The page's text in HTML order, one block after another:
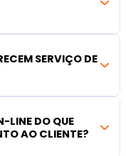
SERVIÇO DE
LINE DO QUE
AO CLIENTE?